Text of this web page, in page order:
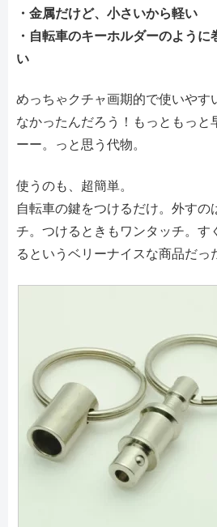
・金属だけど、小さいから軽い
・自転車のキーホルダーのよう
い
めっちゃクチャ画期的で使いやす
なかったんだろう！もっともっと
ーー。っと思う代物。
使うのも、超簡単。
自転車の鍵をつけるだけ。外すの
チ。つけるときもワンタッチ。す
るというベリーナイスな商品だっ